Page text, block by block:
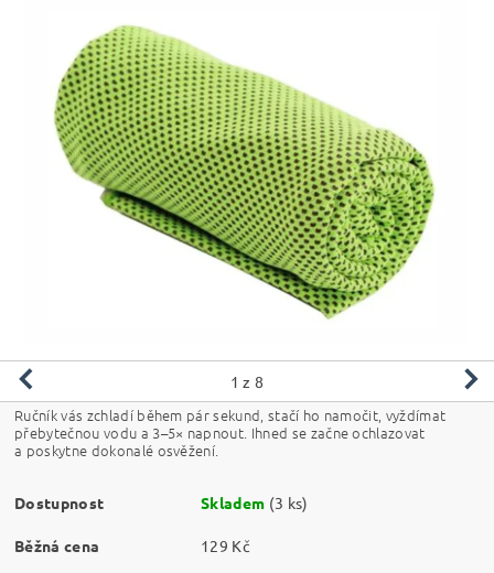
1 z 8
Ručník vás zchladí během pár sekund, stačí ho namočit, vyždímat
přebytečnou vodu a 3–5× napnout. Ihned se začne ochlazovat
a poskytne dokonalé osvěžení.
Dostupnost Skladem (3 ks)
Běžná cena 129 Kč